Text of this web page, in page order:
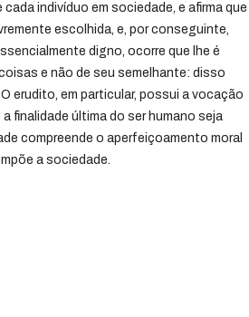
indivíduo em sociedade, e afirma que
escolhida, e, por conseguinte,
digno, ocorre que lhe é
e não de seu semelhante: disso
erudito, em particular, possui a vocação
finalidade última do ser humano seja
compreende o aperfeiçoamento moral
a sociedade.